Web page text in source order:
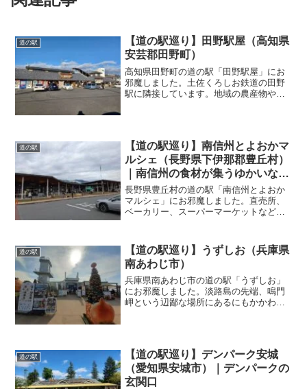
道の駅
【道の駅巡り】田野駅屋（高知県
安芸郡田野町）
高知県田野町の道の駅「田野駅屋」にお
邪魔しました。土佐くろしお鉄道の田野
駅に隣接しています。地域の農産物や水
道の駅
【道の駅巡り】南信州とよおかマ
ルシェ（長野県下伊那郡豊丘村）
｜南信州の食材が集うゆかいなマ
ルシェ
長野県豊丘村の道の駅「南信州とよおか
マルシェ」にお邪魔しました。直売所、
ベーカリー、スーパーマーケットなどが
ジェラートと、長野県産蚕を使ったポッ
プコーンを購入しました！
道の駅
【道の駅巡り】うずしお（兵庫県
南あわじ市）
兵庫県南あわじ市の道の駅「うずしお」
にお邪魔しました。淡路島の先端、鳴門
岬という辺鄙な場所にあるにもかかわら
ガー」は玉ねぎが主役です！
道の駅
【道の駅巡り】デンパーク安城
（愛知県安城市）｜デンパークの
玄関口